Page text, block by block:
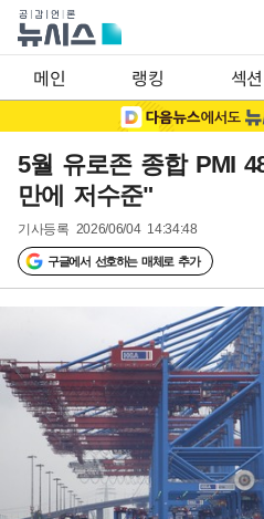
메인 랭킹 섹션
5월 유로존 종합 PMI
만에 저수준"
기사등록 2026/06/04 14:34:48
구글에서 선호하는 매체로 추가